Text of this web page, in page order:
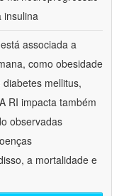
insulina
associada a
como obesidade
mellitus,
RI impacta também
observadas
a mortalidade e